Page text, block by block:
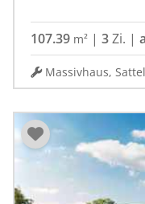
107.39 m² | 3Zi. |
Massivhaus,